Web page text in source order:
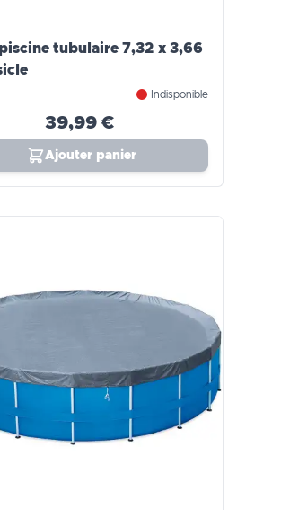
piscine tubulaire 7,32 x 3,66
Indisponible
39,99 €
Ajouter panier